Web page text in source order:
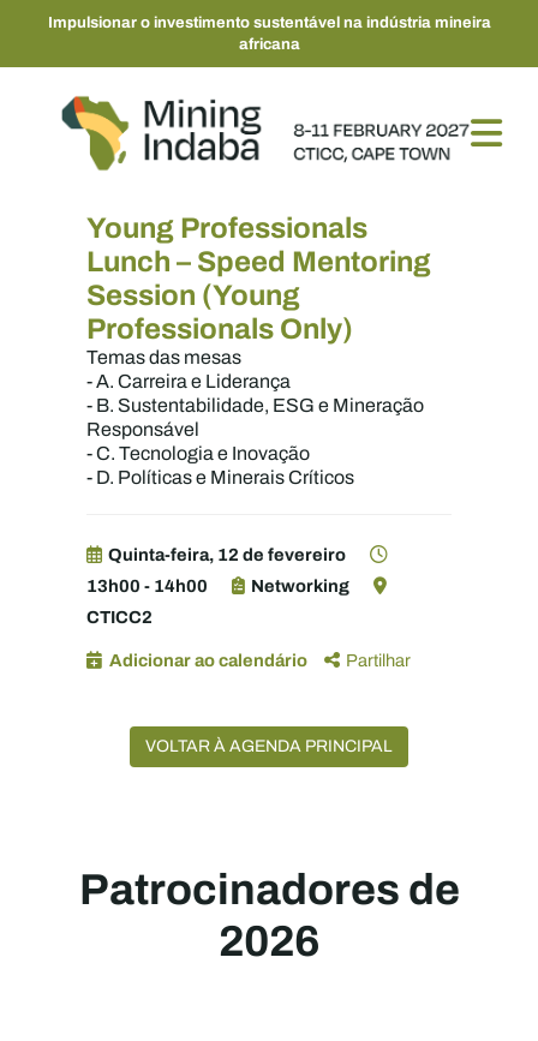
Impulsionar o investimento sustentável na indústria mineira
africana
Young Professionals
Lunch – Speed Mentoring
Session (Young
Professionals Only)
Temas das mesas
- A. Carreira e Liderança
- B. Sustentabilidade, ESG e Mineração
Responsável
- C. Tecnologia e Inovação
- D. Políticas e Minerais Críticos
Quinta-feira, 12 de fevereiro
13h00 - 14h00
Networking
CTICC2
Adicionar ao calendário
Partilhar
VOLTAR À AGENDA PRINCIPAL
Patrocinadores de
2026